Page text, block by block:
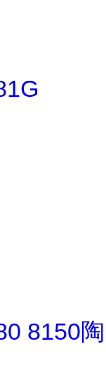
8150陶